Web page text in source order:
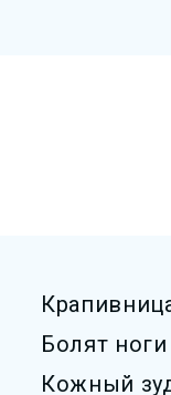
Болят ноги
Кожный